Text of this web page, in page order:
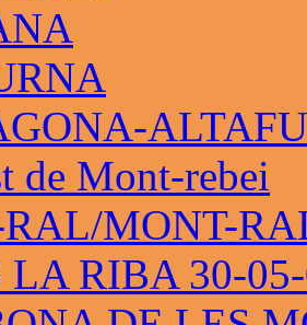
de Mont-rebei
MONT-
RIBA 30-